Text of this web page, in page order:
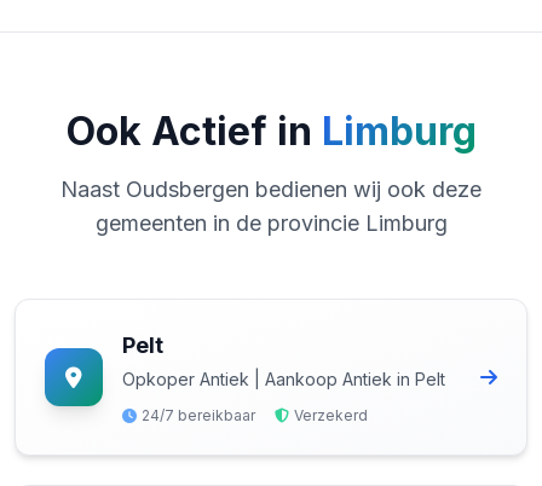
Ook Actief in Limburg
Naast Oudsbergen bedienen wij ook deze
gemeenten in de provincie Limburg
Pelt
Opkoper Antiek | Aankoop Antiek in Pelt
24/7 bereikbaar Verzekerd